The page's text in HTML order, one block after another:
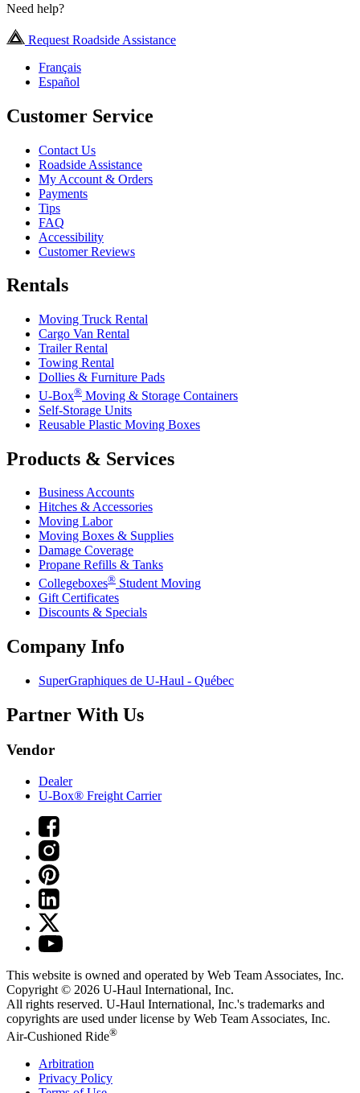
Need help?
Request Roadside Assistance
Français
Español
Customer Service
Contact Us
Roadside Assistance
My Account & Orders
Payments
Tips
FAQ
Accessibility
Customer Reviews
Rentals
Moving Truck Rental
Cargo Van Rental
Trailer Rental
Towing Rental
Dollies & Furniture Pads
U-Box® Moving & Storage Containers
Self-Storage Units
Reusable Plastic Moving Boxes
Products & Services
Business Accounts
Hitches & Accessories
Moving Labor
Moving Boxes & Supplies
Damage Coverage
Propane Refills & Tanks
Collegeboxes® Student Moving
Gift Certificates
Discounts & Specials
Company Info
SuperGraphiques de U-Haul - Québec
Partner With Us
Vendor
Dealer
U-Box® Freight Carrier
This website is owned and operated by Web Team Associates, Inc.
Copyright © 2026 U-Haul International, Inc.
All rights reserved. U-Haul International, Inc.'s trademarks and
copyrights are used under license by Web Team Associates, Inc.
Air-Cushioned Ride®
Arbitration
Privacy Policy